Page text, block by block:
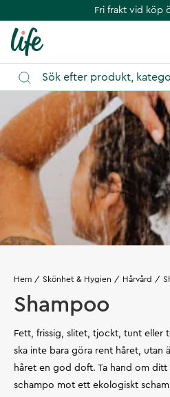
Fri frakt vid köp
Hem Skönhet & Hygien Hårvård
Shampoo
Fett, frissig, slitet, tjockt, tunt eller
ska inte bara göra rent håret, utan
håret en god doft. Ta hand om
schampo mot ett ekologiskt